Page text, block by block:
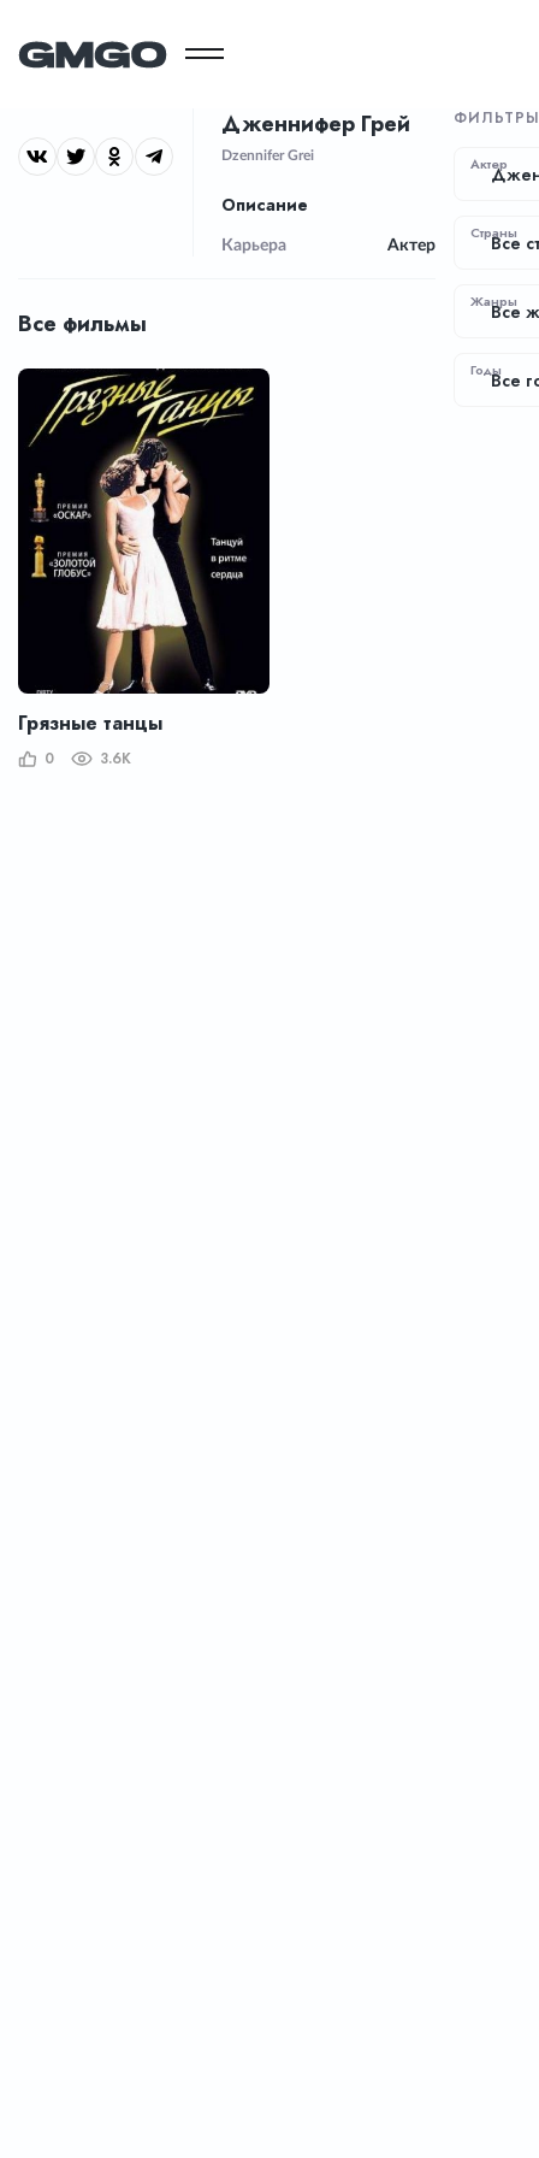
Дженнифер Грей
Dzennifer Grei
Описание
Карьера Актер
Все фильмы
Грязные танцы
0 3.6K
ФИЛЬТРЫ
Актер
Страны
Все
Жанры
Все
ГодыВсе